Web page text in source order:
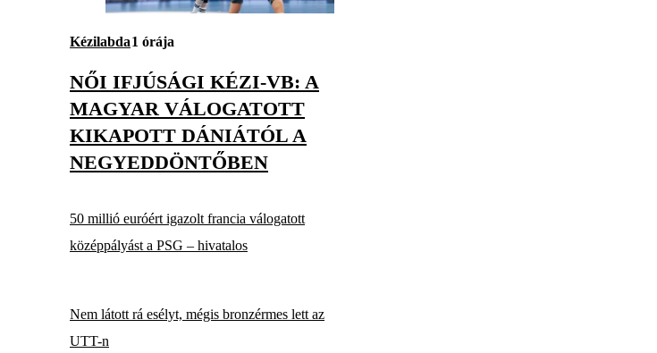
Kézilabda1 órája
NŐI IFJÚSÁGI KÉZI-VB: A
MAGYAR VÁLOGATOTT
KIKAPOTT DÁNIÁTÓL A
NEGYEDDÖNTŐBEN
50 millió euróért igazolt francia válogatott
középpályást a PSG – hivatalos
Nem látott rá esélyt, mégis bronzérmes lett az
UTT-n